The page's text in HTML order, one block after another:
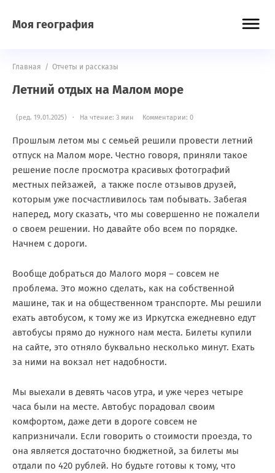
Моя география
Главная / Отчеты и рассказы
Летний отдых на Малом море
(ред. 19.01.2025) · На чтение: 3 мин Комментарии: 0
Прошлым летом мы с семьей решили провести летний
отпуск на Малом море. Честно говоря, приняли такое
решение после просмотра красивых фотографий
местных пейзажей, а также после отзывов друзей,
которым уже посчастливилось там побывать. Забегая
наперед, могу сказать, что мы совершенно не пожалели
о своем решении. Но давайте обо всем по порядке.
Начнем с дороги.
Вообще добраться до Малого моря – совсем не
проблема. Это можно сделать, как на собственной
машине, так и на общественном транспорте. Мы решили
ехать автобусом, к тому же из Иркутска ежедневно едут
автобусы прямо до нужного нам места. Билеты купили
на сайте, это отняло буквально несколько минут. Ехать
за ними на вокзал нет надобности.
Мы выехали в девять часов утра, и уже через четыре
часа были на месте. Автобус порадовал своим
комфортом, даже дети в дороге совсем не
капризничали. Если говорить о стоимости проезда, то
она является достаточно бюджетной, за билеты мы
отдали по 420 рублей. Но будьте готовы к тому, что